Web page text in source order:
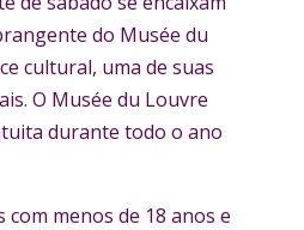
do Musée du
cultural, uma de suas
O Musée du Louvre
durante todo o ano
menos de 18 anos e